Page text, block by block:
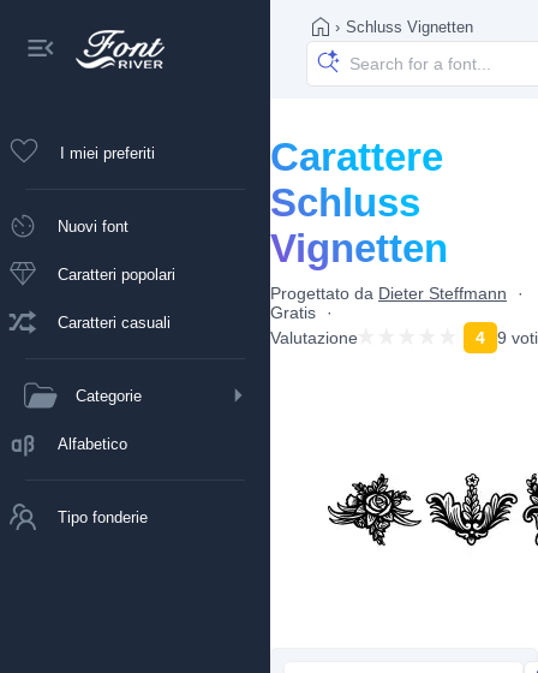
I miei preferiti
Nuovi font
Caratteri popolari
Caratteri casuali
Categorie
Alfabetico
Tipo fonderie
› Schluss Vignetten
Carattere
Schluss
Vignetten
Progettato da Dieter Steffmann
Gratis
Valutazione
4 9 voti